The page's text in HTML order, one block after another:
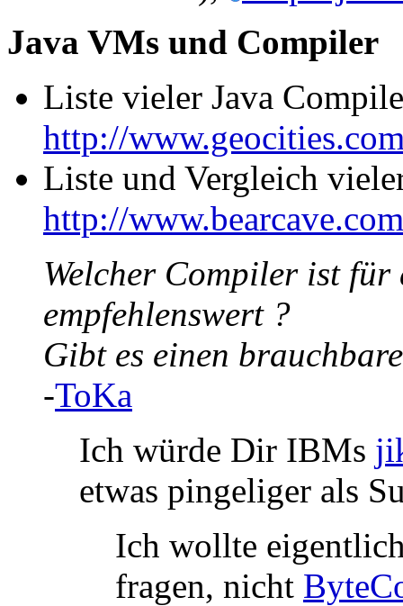
Java VMs und Compiler
Liste vieler Java
http://
Liste und Vergleich
http://
Welcher Compiler ist für
empfehlenswert ?
Gibt es einen
-ToKa
Ich würde Dir IBMs
etwas pingeliger als
Ich wollte
fragen, nicht